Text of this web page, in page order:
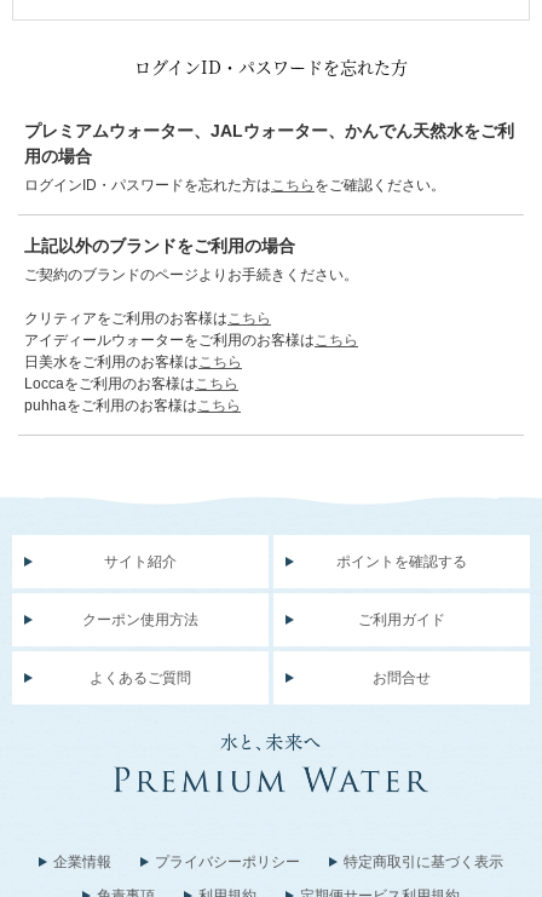
ログインID・パスワードを忘れた方
プレミアムウォーター、JALウォーター、かんでん天然水をご利
用の場合
ログインID・パスワードを忘れた方はこちら をご確認ください。
上記以外のブランドをご利用の場合
ご契約のブランドのページよりお手続きください。
クリティアをご利用のお客様はこちら
アイディールウォーターをご利用のお客様はこちら
日美水をご利用のお客様はこちら
Loccaをご利用のお客様はこちら
puhhaをご利用のお客様はこちら
サイト紹介 ポイントを確認する
クーポン使用方法 ご利用ガイド
よくあるご質問 お問合せ
企業情報 プライバシーポリシー
特定商取引に基づく表示